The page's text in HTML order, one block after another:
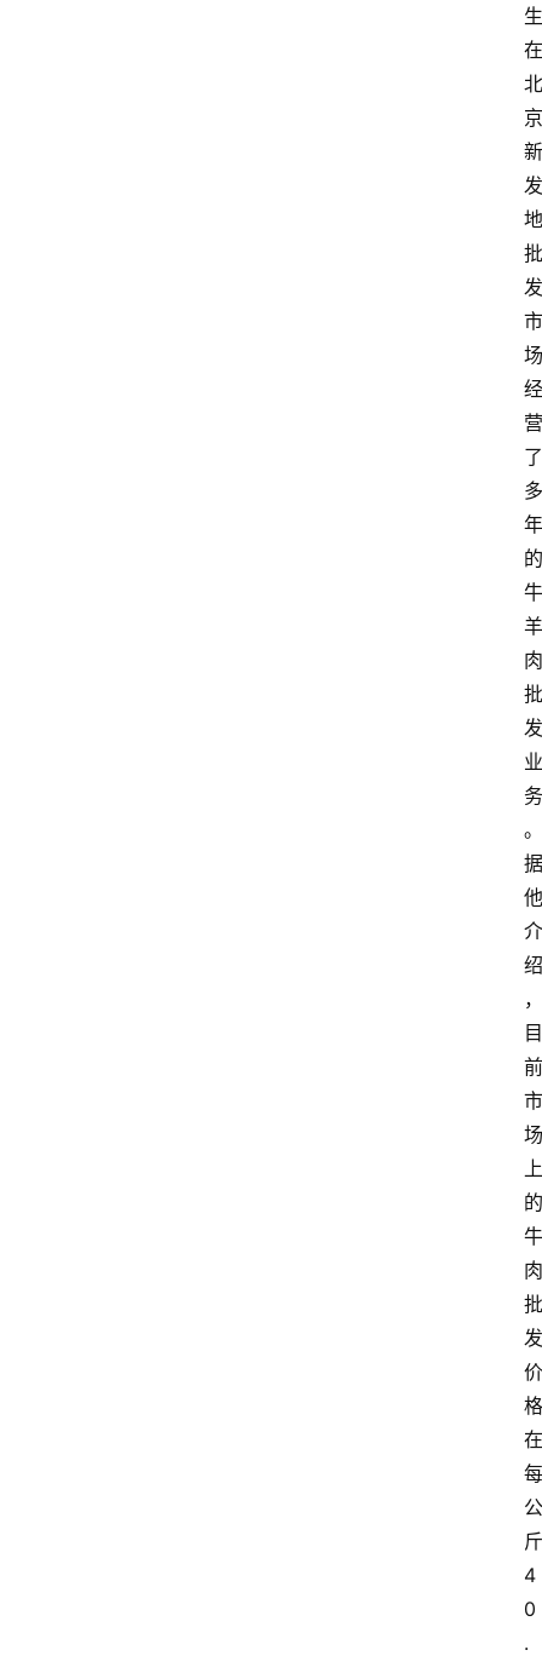
生
在
北
京
新
发
地
批
发
市
场
经
营
了
多
年
的
牛
羊
肉
批
发
业
务
。
据
他
介
绍
，
目
前
市
场
上
的
牛
肉
批
发
价
格
在
每
公
斤
4
0
.